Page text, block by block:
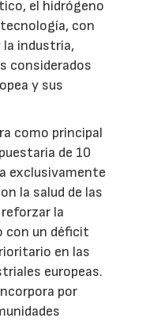
el hidrógeno
con
la industria,
considerados
y sus
como principal
de 10
exclusivamente
la salud de las
la
con un déficit
en las
europeas.
por